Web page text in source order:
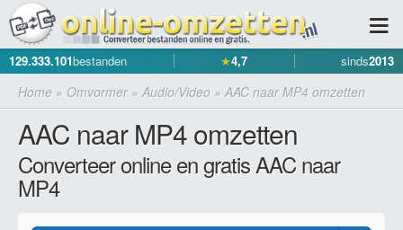
129.333.101bestanden ★4,7 sinds2013
Home » Omvormer» Audio/Video » AAC naar MP4 omzetten
AAC naar MP4 omzetten
Converteer online en gratis AAC naar
MP4